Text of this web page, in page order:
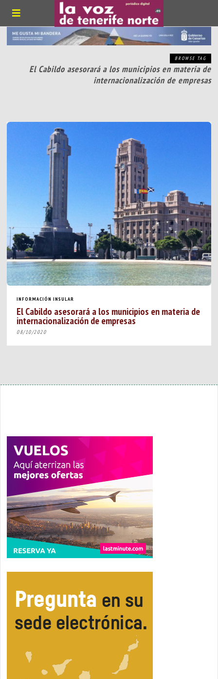
BROWSE TAG
El Cabildo asesorará a los municipios en materia de
internacionalización de empresas
INFORMACIÓN INSULAR
El Cabildo asesorará a los municipios en materia de
internacionalización de empresas
08/10/2020